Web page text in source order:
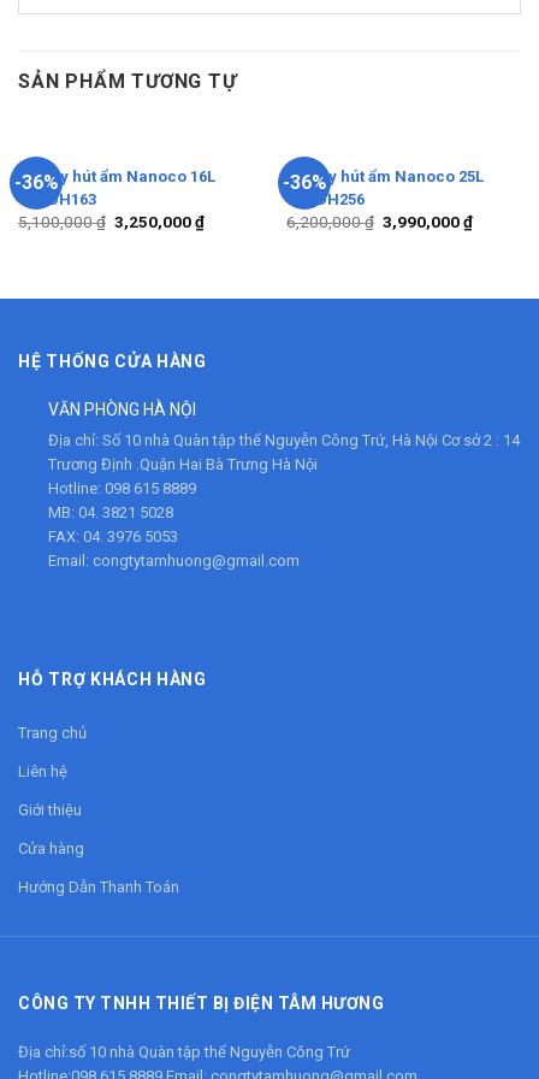
SẢN PHẨM TƯƠNG TỰ
-36%Máy hút ẩm Nanoco 16L
NDH163
5,100,000₫ 3,250,000₫
-36%Máy hút ẩm Nanoco 25L
NDH256
6,200,000₫ 3,990,000₫
HỆ THỐNG CỬA HÀNG
VĂN PHÒNG HÀ NỘI
Địa chỉ: Số 10 nhà Quàn tập thể Nguyễn Công Trứ, Hà Nội Cơ sở 2 : 14
Trương Định .Quận Hai Bà Trưng Hà Nội
Hotline: 098 615 8889
MB: 04. 3821 5028
FAX: 04. 3976 5053
Email: congtytamhuong@gmail.com
HỖ TRỢ KHÁCH HÀNG
Trang chủ
Liên hệ
Giới thiệu
Cửa hàng
Hướng Dẫn Thanh Toán
CÔNG TY TNHH THIẾT BỊ ĐIỆN TÂM HƯƠNG
Địa chỉ:số 10 nhà Quàn tập thể Nguyễn Công Trứ